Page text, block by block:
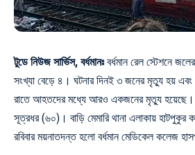
টুডে নিউজ সার্ভিস, বর্ধমানঃবর্ধমান রেল স্টেশনে
সংখ্যা বেড়ে ৪। ঘটনার দিনই ৩ জনের মৃত্যু হয়
রাতে আহতদের মধ্যে আরও একজনের মৃত্যু হয়েছে।
সূত্রধর (৬০)। বাড়ি মেমারি থানা এলাকায় হাটপুকুর
রবিবার ময়নাতদন্ত হলো বর্ধমান মেডিকেল কলেজ